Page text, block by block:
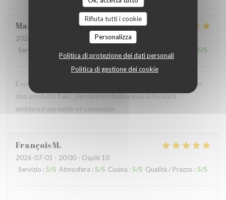
Rifiuta tutti i cookie
Personalizza
Politica di protezione dei dati personali
Politica di gestione dei cookie
Marie Paule
2026-07-04
- 13:15 - Ospiti 4
Servizio
5/5
Excellent restaurant, plats délicieux, copieux, préparés avec
des produits frais , personnel chaleureux, à l’écoute ,
ambiance agréable et conviviale.
FrançoisM
2026-07-01 - 20:00 - Ospiti 10
Servizio : 5/5 Atmosfera : 5/5 Cucina : 5/5 Qualità / Prezzo : 5/5